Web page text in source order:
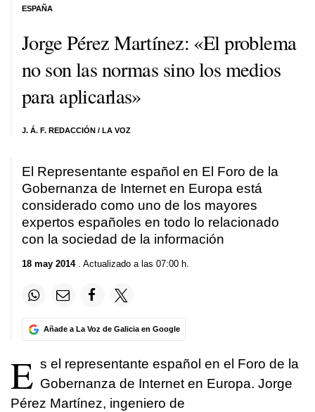
Jorge Pérez Martínez: «El problema
no son las normas sino los medios
para aplicarlas»
J. Á. F. REDACCIÓN / LA VOZ
ESPAÑA
El Representante español en El Foro de la
Gobernanza de Internet en Europa está
considerado como uno de los mayores
expertos españoles en todo lo relacionado
con la sociedad de la información
18 may 2014. Actualizado a las 07:00 h.
Añade a La Voz de Galicia en Google
E s el representante español en el Foro de la
Gobernanza de Internet en Europa. Jorge
Pérez Martínez, ingeniero de